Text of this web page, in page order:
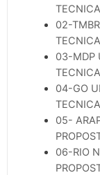
TECNICA
02-
TECNICA
03-MDP
TECNICA
04-GO
TECNICA
05-
06-RIO